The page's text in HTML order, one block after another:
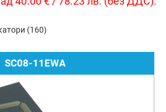
(160)
SC08-11EWA